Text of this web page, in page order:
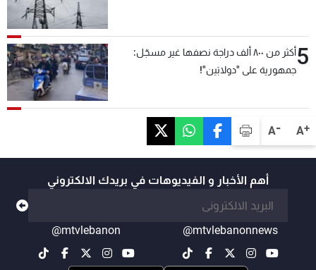
A+
A-
5
أكثر من ٨٠٠ ألف دراجة نصفها غير مسجّل:
جمهورية على "دولابَين"!
أهم الأخبار و الفيديوهات في بريدك الالكتروني
@mtvlebanonnews
@mtvlebanon